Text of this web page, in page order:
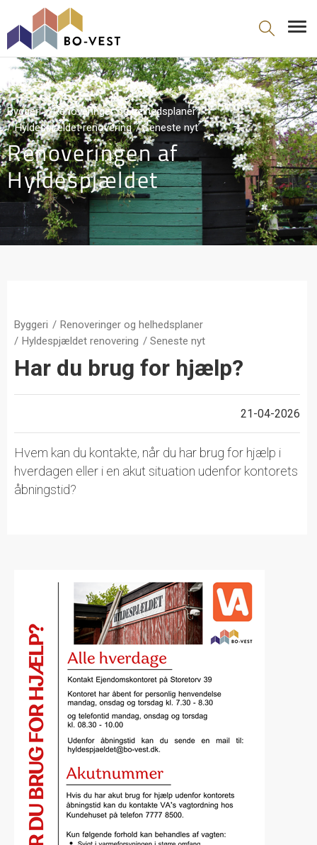
gå til indhold
Byggeri
Renoveringer og helhedsplaner
Hyldespjældet renovering
Seneste nyt
Renoveringen af
Hyldespjældet
Byggeri
Renoveringer og helhedsplaner
Hyldespjældet renovering
Seneste nyt
Har du brug for hjælp?
21-04-2026
Hvem kan du kontakte, når du har brug for hjælp i
hverdagen eller i en akut situation udenfor kontorets
åbningstid?